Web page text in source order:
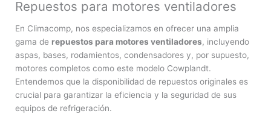
Repuestos para motores ventiladores
En Climacomp, nos especializamos en ofrecer una amplia
gama de repuestos para motores ventiladores, incluyendo
aspas, bases, rodamientos, condensadores y, por supuesto,
motores completos como este modelo Cowplandt.
Entendemos que la disponibilidad de repuestos originales es
crucial para garantizar la eficiencia y la seguridad de sus
equipos de refrigeración.